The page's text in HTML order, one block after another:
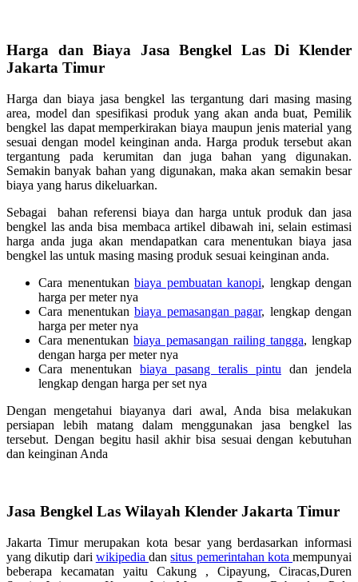
Harga dan Biaya Jasa Bengkel Las Di Klender
Jakarta Timur
Harga dan biaya jasa bengkel las tergantung dari masing masing
area, model dan spesifikasi produk yang akan anda buat, Pemilik
bengkel las dapat memperkirakan biaya maupun jenis material yang
sesuai dengan model keinginan anda. Harga produk tersebut akan
tergantung pada kerumitan dan juga bahan yang digunakan.
Semakin banyak bahan yang digunakan, maka akan semakin besar
biaya yang harus dikeluarkan.
Sebagai bahan referensi biaya dan harga untuk produk dan jasa
bengkel las anda bisa membaca artikel dibawah ini, selain estimasi
harga anda juga akan mendapatkan cara menentukan biaya jasa
bengkel las untuk masing masing produk sesuai keinginan anda.
Cara menentukan biaya pembuatan kanopi, lengkap dengan
harga per meter nya
Cara menentukan biaya pemasangan pagar, lengkap dengan
harga per meter nya
Cara menentukanbiaya pemasangan railing tangga, lengkap
dengan harga per meter nya
Cara menentukan biaya pasang teralis pintu dan jendela
lengkap dengan harga per set nya
Dengan mengetahui biayanya dari awal, Anda bisa melakukan
persiapan lebih matang dalam menggunakan jasa bengkel las
tersebut. Dengan begitu hasil akhir bisa sesuai dengan kebutuhan
dan keinginan Anda
Jasa Bengkel Las Wilayah Klender Jakarta Timur
Jakarta Timur merupakan kota besar yang berdasarkan informasi
yang dikutip dari wikipedia dansitus pemerintahan kota mempunyai
beberapa kecamatan yaitu Cakung , Cipayung, Ciracas,Duren